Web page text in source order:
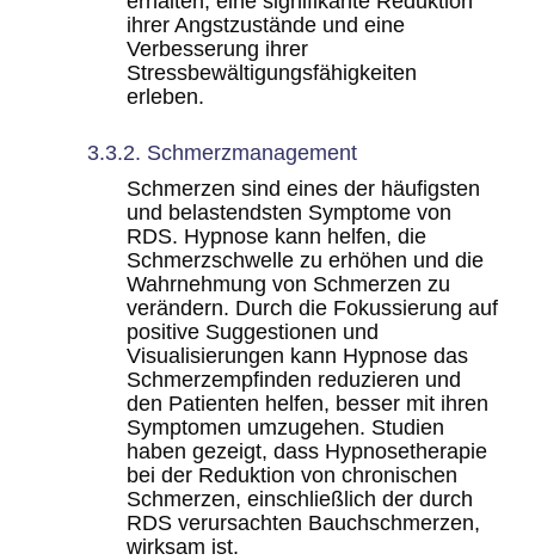
ihrer Angstzustände und eine
Verbesserung ihrer
Stressbewältigungsfähigkeiten
erleben.
3.3.2. Schmerzmanagement
Schmerzen sind eines der häufigsten
und belastendsten Symptome von
RDS. Hypnose kann helfen, die
Schmerzschwelle zu erhöhen und die
Wahrnehmung von Schmerzen zu
verändern. Durch die Fokussierung auf
positive Suggestionen und
Visualisierungen kann Hypnose das
Schmerzempfinden reduzieren und
den Patienten helfen, besser mit ihren
Symptomen umzugehen. Studien
haben gezeigt, dass Hypnosetherapie
bei der Reduktion von chronischen
Schmerzen, einschließlich der durch
RDS verursachten Bauchschmerzen,
wirksam ist.